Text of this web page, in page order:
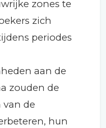
zones te
zich
periodes
aan de
zouden de
de
hun